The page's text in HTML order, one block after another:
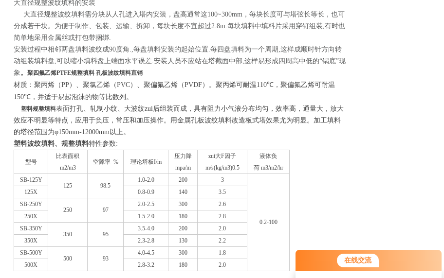
在线交流
大直径规整波纹填料的安装
大直径规整波纹填料需分块从人孔进入塔内安装，盘高通常这100~300mm，每块长度可与塔弦长等长，也可
分成若干块。为便于制作、包装、运输、拆卸，每块长度不宜超过2.8m.每块填料中填料片采用穿钉组装,有时也
简单地采用金属丝或打包带捆绑.
安装过程中相邻两盘填料波纹成90度角.,每盘填料安装的起始位置.每四盘填料为一个周期,这样成顺时针方向转
动组装填料盘,可以缩小填料盘上端面水平误差.安装人员不应站在塔截面中部,这样易形成四周高中低的“锅底”现
象。 聚四氟乙烯PTFE规整填料 孔板波纹填料直销
材质： 聚丙烯（PP）、聚氯乙烯（PVC）、聚偏氟乙烯（PVDF）。聚丙烯可耐温110℃ ，聚偏氟乙烯可耐温
150℃ ，并适于易起泡沫的物等比数列。
塑料规整填料表面打孔、轧制小纹、大波纹zui后组装而成，具有阻力小气液分布均匀，效率高，通量大，放大
效应不明显等特点，应用于负压，常压和加压操作。用金属孔板波纹填料改造板式塔效果尤为明显。加工填料
的塔径范围为φ150mm-12000mm以上。
塑料波纹填料、规整填料特性参数:
型号
比表面积
m2/m3
空隙率 % 理论塔板I/m
压力降
mpa/m
zui大F因子
m/s(kg/m3)0.5
液体负
荷 m3/m2/hr
SB-125Y
125
98.5
1.0-2.0 200 3
0.2-100
125X 0.8-0.9 140
3.5
SB-250Y
250
97
2.0-2.5 300
2.6
250X
1.5-2.0 180
2.8
SB-350Y
350
95
3.5-4.0 200
2.0
350X
2.3-2.8 130
2.2
SB-500Y
500
93
4.0-4.5 300
1.8
500X
2.8-3.2 180 2.0